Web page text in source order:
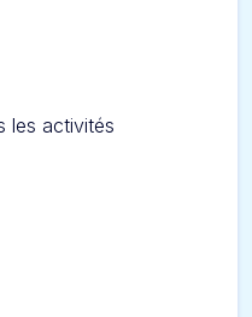
les activités